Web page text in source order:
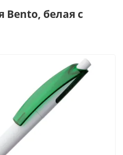
Bento, белая с